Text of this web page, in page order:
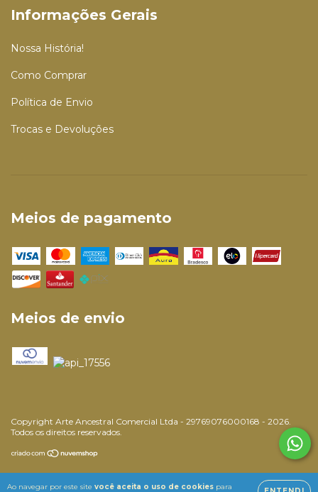
Ao navegar por este site você aceita o uso de cookies para
Informações Gerais
Nossa História!
Como Comprar
Política de Envio
Trocas e Devoluções
Meios de pagamento
Meios de envio
Copyright Arte Ancestral Comercial Ltda - 29769076000168 - 2026.
Todos os direitos reservados.